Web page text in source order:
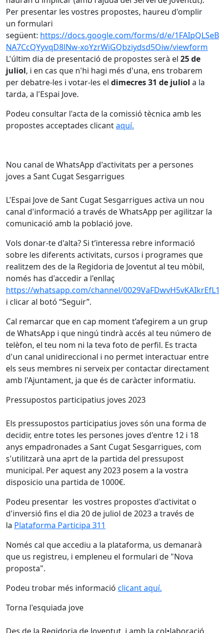
Per presentar les vostres propostes, haureu d'omplir
un formulari
següent: https://docs.google.com/forms/d/e/
NA7CcQYyvqD8lNw-xoYzrWiGQbziydsd5Oiw/viewform
L'últim dia de presentació de propostes serà el 25 de
juliol, i en cas que n'hi hagi més d'una, ens trobarem
per debatre-les i votar-les el dimecres 31 de juliol a la
tarda, a l'Espai Jove.
Podeu consultar l'acta de la comissió tècnica amb les
propostes acceptades clicantaquí.
Nou canal de WhatsApp d'activitats per a persones
joves a Sant Cugat Sesgarrigues
L'Espai Jove de Sant Cugat Sesgarrigues activa un nou
canal d'informació a través de WhatsApp per agilitzar la
comunicació amb la població jove.
Vols donar-te d'alta? Si t’interessa rebre informació
sobre les diferents activitats, cursos i programes que
realitzem des de la Regidoria de Joventut al teu mòbil,
només has d'accedir a l'enllaç
https://whatsapp.com/channel/
i clicar al botó “Seguir”.
Cal remarcar que en cap moment t’afegirem a un grup
de WhatsApp i que ningú tindrà accés al teu número de
telèfon, el teu nom ni la teva foto de perfil. Es tracta
d'un canal unidireccional i no permet interactuar entre
els seus membres ni serveix per contactar directament
amb l'Ajuntament, ja que és de caràcter informatiu.
Pressupostos participatius joves 2023
Els pressupostos participatius joves són una forma de
decidir, entre totes les persones joves d'entre 12 i 18
anys empadronades a Sant Cugat Sesgarrigues, com
s'utilitzarà una aprt de la partida del pressupost
municipal. Per aquest any 2023 posem a la vostra
disposicio una partida de 1000€.
Podeu presentar les vostres propostes d'activitat o
d'inversió fins el dia 20 de juliol de 2023 a través de
la Plataforma Participa 311
Només cal que accediu a la plataforma, us demanarà
que us registreu, i empleneu el formulari de "Nova
proposta".
Podeu trobar més informació clicant aquí.
Torna l'esquiada jove